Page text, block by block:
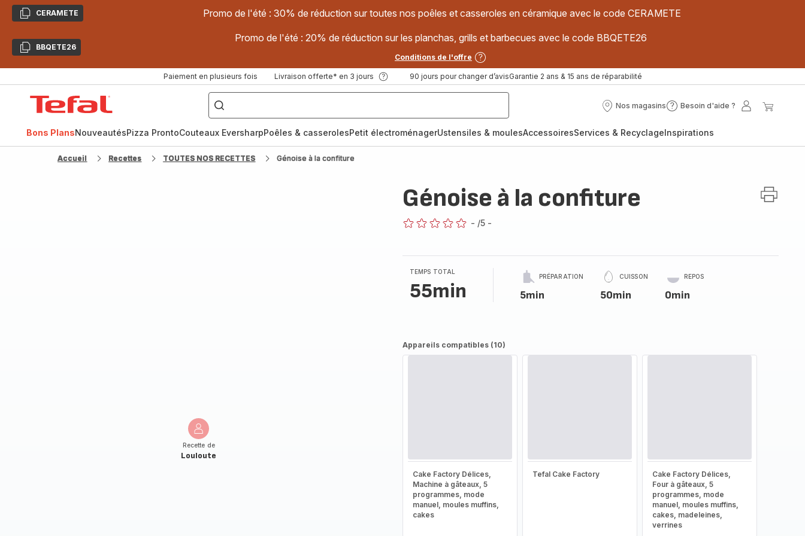
CopierCERAMETE Promo de l'été : 30% de réduction sur toutes nos poêles et casseroles en céramique avec le code CERAMETE
CopierBBQETE26
Promo de l'été : 20% de réduction sur les planchas, grills et barbecues avec le code BBQETE26
Conditions de l'offre
Paiement en plusieurs fois Livraison offerte* en 3 jours 90 jours pour changer d’avisGarantie 2 ans & 15 ans de réparabilité
["Poêles
inox,
Cake
Factory,
Nos magasins
Nos
Besoin d'aide ?
Besoin
?
Mon
Bons PlansNouveautésPizza ProntoCouteaux EversharpPoêles & casserolesPetit électroménagerUstensiles & moulesAccessoiresServices & RecyclageInspirations
Accueil Recettes TOUTES NOS RECETTES Génoise à la confiture
Recette de
Louloute
Génoise à la confiture
- /5 -
TEMPS TOTAL
55min
PRÉPARATION
5min
CUISSON
50min
REPOS
0min
Appareils compatibles (10)
Cake Factory Délices,
Machine à gâteaux, 5
programmes, mode
manuel, moules muffins,
cakes
Tefal Cake Factory
Cake Factory Délices,
Four à gâteaux, 5
programmes, mode
manuel, moules muffins,
cakes, madeleines,
verrines